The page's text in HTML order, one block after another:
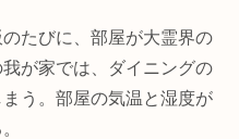
たびに、部屋が大霊界の
が家では、ダイニングの
う。部屋の気温と湿度が